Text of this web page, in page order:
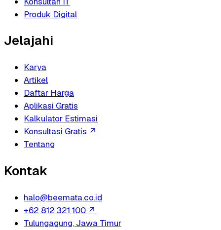
Produk Digital
Jelajahi
Karya
Artikel
Daftar Harga
Aplikasi Gratis
Kalkulator Estimasi
Konsultasi Gratis ↗
Tentang
Kontak
halo@beemata.co.id
+62 812 321 100 ↗
Tulungagung, Jawa Timur